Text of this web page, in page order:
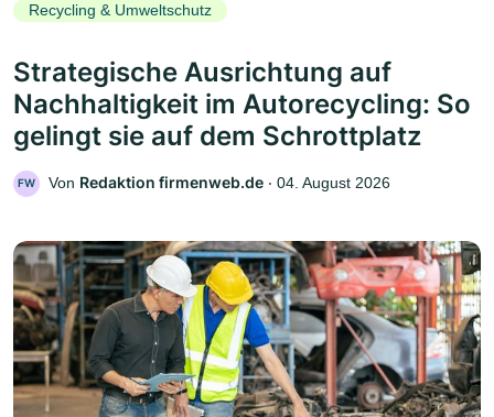
Recycling & Umweltschutz
Strategische Ausrichtung auf
Nachhaltigkeit im Autorecycling: So
gelingt sie auf dem Schrottplatz
FW Von Redaktion firmenweb.de ‧ 04. August 2026